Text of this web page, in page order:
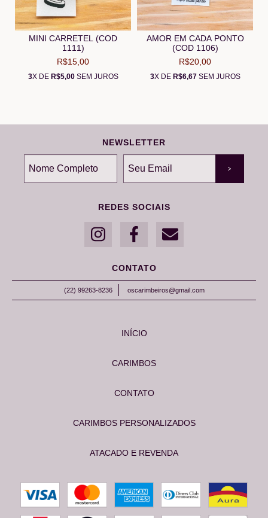
MINI CARRETEL (COD
1111)
R$15,00
3X DE R$5,00SEM JUROS
AMOR EM CADA PONTO
(COD 1106)
R$20,00
3X DE R$6,67SEM JUROS
NEWSLETTER
REDES SOCIAIS
CONTATO
(22) 99263-8236 oscarimbeiros@gmail.com
INÍCIO
CARIMBOS
CONTATO
CARIMBOS PERSONALIZADOS
ATACADO E REVENDA